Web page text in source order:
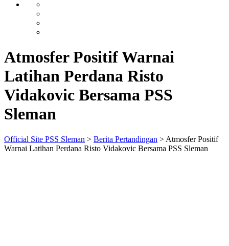
Atmosfer Positif Warnai
Latihan Perdana Risto
Vidakovic Bersama PSS
Sleman
Official Site PSS Sleman > Berita Pertandingan > Atmosfer Positif
Warnai Latihan Perdana Risto Vidakovic Bersama PSS Sleman